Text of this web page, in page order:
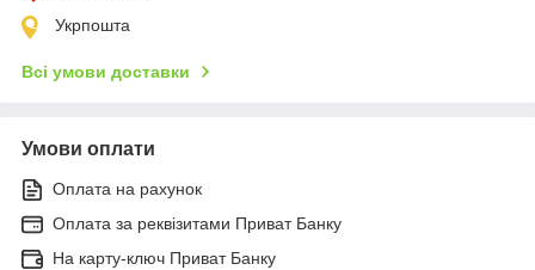
Укрпошта
Всі умови доставки
Умови оплати
Оплата на рахунок
Оплата за реквізитами Приват Банку
На карту-ключ Приват Банку